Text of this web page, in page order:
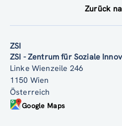
Zurück
ZSI
ZSI - Zentrum für Soziale
Linke Wienzeile 246
1150 Wien
Österreich
Google Maps